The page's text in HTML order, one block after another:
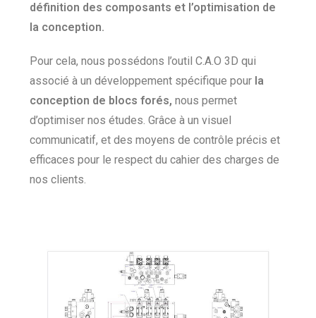
définition des composants et l’optimisation de
la conception.
Pour cela, nous possédons l’outil C.A.O 3D qui
associé à un développement spécifique pour la
conception de blocs forés, nous permet
d’optimiser nos études. Grâce à un visuel
communicatif, et des moyens de contrôle précis et
efficaces pour le respect du cahier des charges de
nos clients.